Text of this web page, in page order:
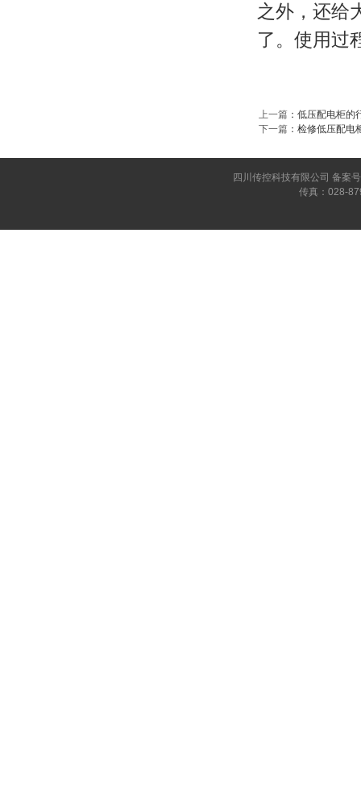
之外，还给
了。使用过
上一篇 ： 低压配电柜的
下一篇 ： 检修低压配电
四川传控科技有限公司 备案
传真：028-